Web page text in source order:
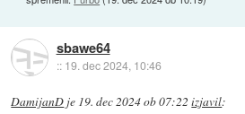
sbawe64
:: 19. dec 2024, 10:46
DamijanD je 19. dec 2024 ob 07:22 izjavil: